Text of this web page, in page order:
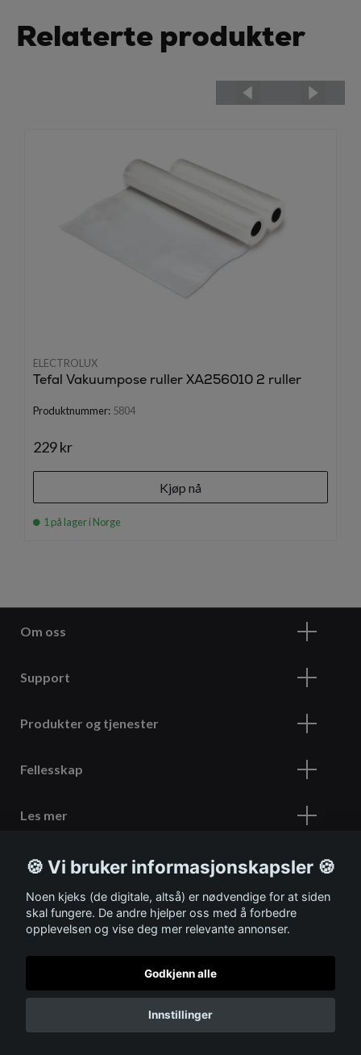
Relaterte produkter
ELECTROLUX
Tefal Vakuumpose ruller XA256010 2 ruller
Produktnummer: 5804
229 kr
Kjøp nå
1 på lager i Norge
Om oss
Support
Produkter og tjenester
Fellesskap
Les mer
Meld deg på vårt nyhetsbrev
© 2026 ITSHOP
🍪 Vi bruker informasjonskapsler 🍪
Noen kjeks (de digitale, altså) er nødvendige for at siden
skal fungere. De andre hjelper oss med å forbedre
opplevelsen og vise deg mer relevante annonser.
Godkjenn alle
Innstillinger